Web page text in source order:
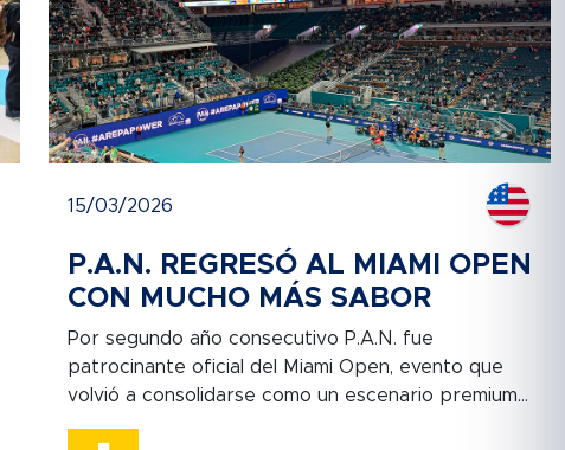
15/03/2026
P.A.N. REGRESÓ AL MIAMI OPEN
CON MUCHO MÁS SABOR
Por segundo año consecutivo P.A.N. fue
patrocinante oficial del Miami Open, evento que
volvió a consolidarse como un escenario premium...